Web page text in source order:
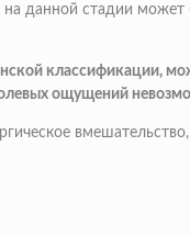
данной стадии
классификации,
ощущений